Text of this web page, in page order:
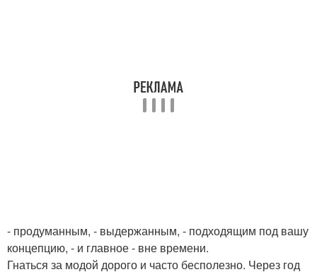
- продуманным, - выдержанным, - подходящим под вашу
концепцию, - и главное - вне времени.
Гнаться за модой дорого и часто бесполезно. Через год